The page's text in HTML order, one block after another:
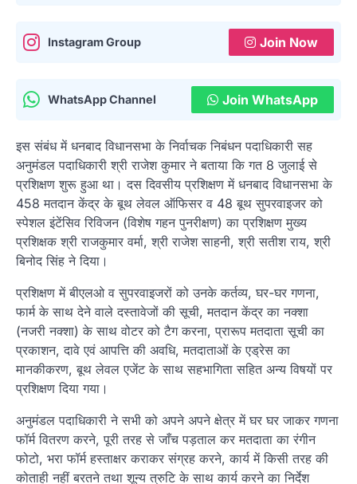
Instagram Group Join Now
WhatsApp Channel Join WhatsApp
इस संबंध में धनबाद विधानसभा के निर्वाचक निबंधन पदाधिकारी सह
अनुमंडल पदाधिकारी श्री राजेश कुमार ने बताया कि गत 8 जुलाई से
प्रशिक्षण शुरू हुआ था। दस दिवसीय प्रशिक्षण में धनबाद विधानसभा के
458 मतदान केंद्र के बूथ लेवल ऑफिसर व 48 बूथ सुपरवाइजर को
स्पेशल इंटेंसिव रिविजन (विशेष गहन पुनरीक्षण) का प्रशिक्षण मुख्य
प्रशिक्षक श्री राजकुमार वर्मा, श्री राजेश साहनी, श्री सतीश राय, श्री
बिनोद सिंह ने दिया।
प्रशिक्षण में बीएलओ व सुपरवाइजरों को उनके कर्तव्य, घर-घर गणना,
फार्म के साथ देने वाले दस्तावेजों की सूची, मतदान केंद्र का नक्शा
(नजरी नक्शा) के साथ वोटर को टैग करना, प्रारूप मतदाता सूची का
प्रकाशन, दावे एवं आपत्ति की अवधि, मतदाताओं के एड्रेस का
मानकीकरण, बूथ लेवल एजेंट के साथ सहभागिता सहित अन्य विषयों पर
प्रशिक्षण दिया गया।
अनुमंडल पदाधिकारी ने सभी को अपने अपने क्षेत्र में घर घर जाकर गणना
फॉर्म वितरण करने, पूरी तरह से जाँच पड़ताल कर मतदाता का रंगीन
फोटो, भरा फॉर्म हस्ताक्षर कराकर संग्रह करने, कार्य में किसी तरह की
कोताही नहीं बरतने तथा शून्य त्रुटि के साथ कार्य करने का निर्देश